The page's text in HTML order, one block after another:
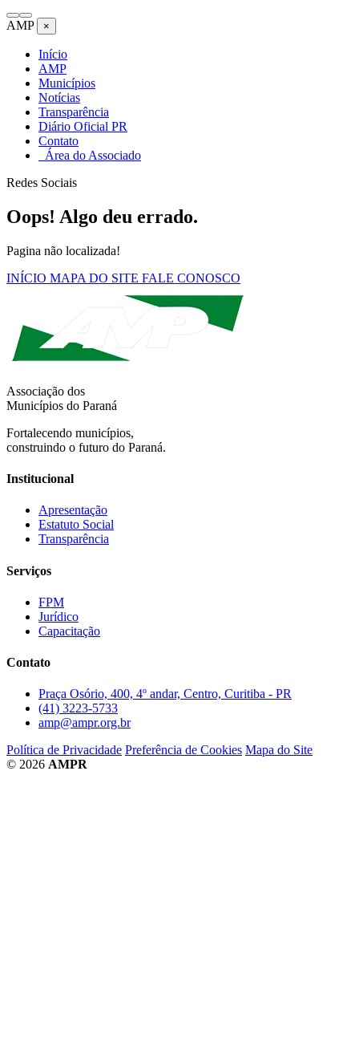
AMP ×
Início
AMP
Municípios
Notícias
Transparência
Diário Oficial PR
Contato
Área do Associado
Redes Sociais
Oops! Algo deu errado.
Pagina não localizada!
INÍCIO MAPA DO SITE FALE CONOSCO
Associação dos
Municípios do Paraná
Fortalecendo municípios,
construindo o futuro do Paraná.
Institucional
Apresentação
Estatuto Social
Transparência
Serviços
FPM
Jurídico
Capacitação
Contato
Praça Osório, 400, 4º andar, Centro, Curitiba - PR
(41) 3223-5733
amp@ampr.org.br
Política de Privacidade Preferência de Cookies Mapa do Site
© 2026 AMPR